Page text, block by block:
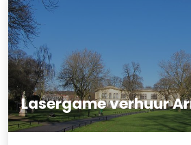
Lasergame verhuur